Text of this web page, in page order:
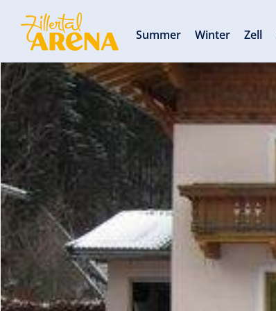
Summer Winter Zell